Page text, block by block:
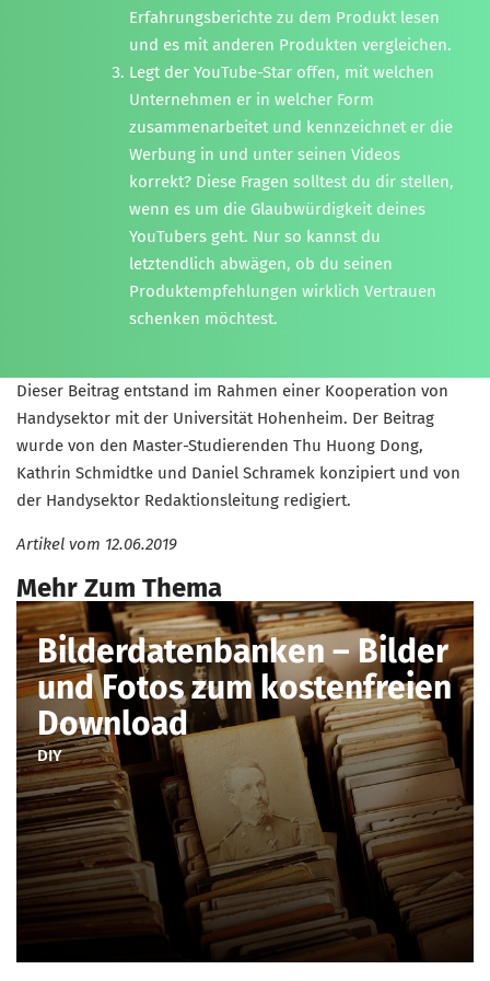
Erfahrungsberichte zu dem Produkt lesen
und es mit anderen Produkten vergleichen.
Legt der YouTube-Star offen, mit welchen
Unternehmen er in welcher Form
zusammenarbeitet und kennzeichnet er die
Werbung in und unter seinen Videos
korrekt? Diese Fragen solltest du dir stellen,
wenn es um die Glaubwürdigkeit deines
YouTubers geht. Nur so kannst du
letztendlich abwägen, ob du seinen
Produktempfehlungen wirklich Vertrauen
schenken möchtest.
Dieser Beitrag entstand im Rahmen einer Kooperation von
Handysektor mit der Universität Hohenheim. Der Beitrag
wurde von den Master-Studierenden Thu Huong Dong,
Kathrin Schmidtke und Daniel Schramek konzipiert und von
der Handysektor Redaktionsleitung redigiert.
Artikel vom 12.06.2019
Mehr Zum Thema
Bilderdatenbanken – Bilder
und Fotos zum kostenfreien
Download
DIY